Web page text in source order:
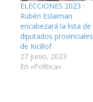
ELECCIONES 2023 :
Rubén Eslaiman
encabezará la lista de
diputados provinciales
de Kicillof
27 junio, 2023
En «Política»